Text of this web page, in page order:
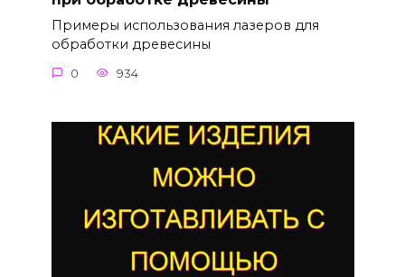
Примеры использования лазеров для
обработки древесины
0 934